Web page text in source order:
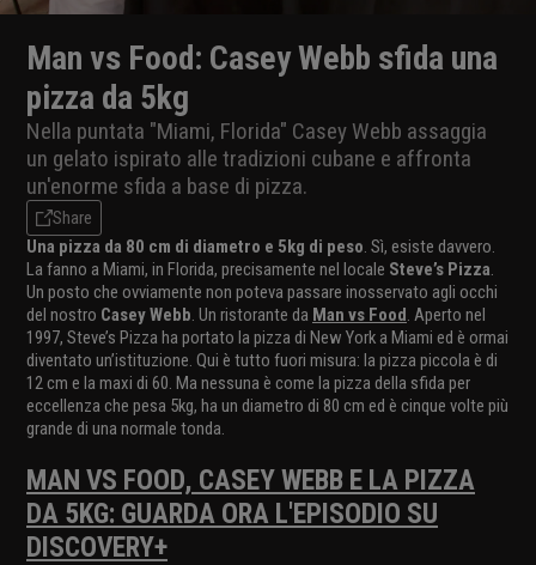
Man vs Food: Casey Webb sfida una
pizza da 5kg
Nella puntata "Miami, Florida" Casey Webb assaggia
un gelato ispirato alle tradizioni cubane e affronta
un'enorme sfida a base di pizza.
Share
Una pizza da 80 cm di diametro e 5kg di peso. Sì, esiste davvero.
La fanno a Miami, in Florida, precisamente nel locale Steve’s Pizza.
Un posto che ovviamente non poteva passare inosservato agli occhi
del nostro Casey Webb. Un ristorante da Man vs Food. Aperto nel
1997, Steve’s Pizza ha portato la pizza di New York a Miami ed è ormai
diventato un’istituzione. Qui è tutto fuori misura: la pizza piccola è di
12 cm e la maxi di 60. Ma nessuna è come la pizza della sfida per
eccellenza che pesa 5kg, ha un diametro di 80 cm ed è cinque volte più
grande di una normale tonda.
MAN VS FOOD, CASEY WEBB E LA PIZZA
DA 5KG: GUARDA ORA L'EPISODIO SU
DISCOVERY+